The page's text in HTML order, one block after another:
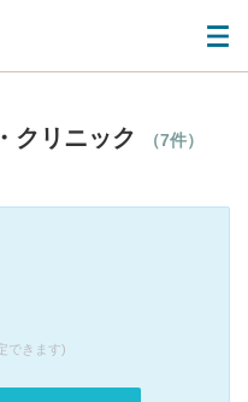
クリニック （7件）
できます)